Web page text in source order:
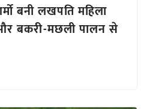
बनी लखपति महिला
बकरी-मछली पालन से